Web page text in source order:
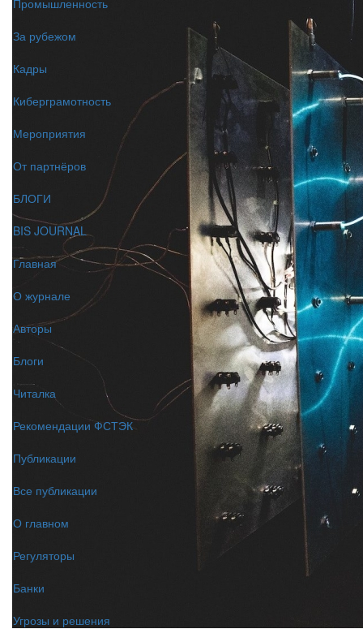
Промышленность
За рубежом
Кадры
Киберграмотность
Мероприятия
От партнёров
БЛОГИ
BIS JOURNAL
Главная
О журнале
Авторы
Блоги
Читалка
Рекомендации ФСТЭК
Публикации
Все публикации
О главном
Регуляторы
Банки
Угрозы и решения